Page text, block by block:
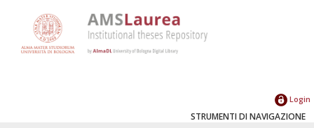
Login
STRUMENTI DI NAVIGAZIONE